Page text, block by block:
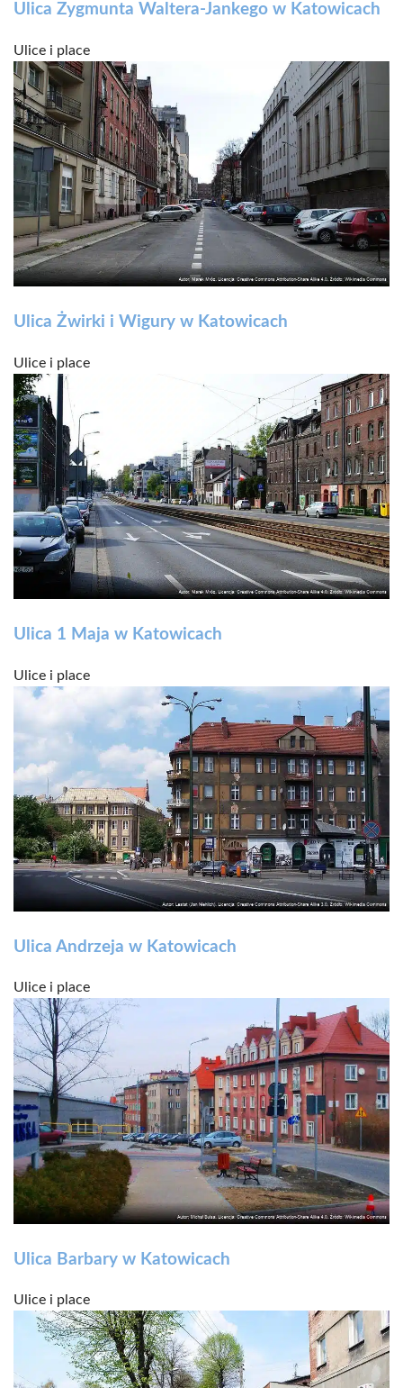
Ulica Zygmunta Waltera-Jankego w Katowicach
Ulice i place
Ulica Żwirki i Wigury w Katowicach
Ulice i place
Ulica 1 Maja w Katowicach
Ulice i place
Ulica Andrzeja w Katowicach
Ulice i place
Ulica Barbary w Katowicach
Ulice i place